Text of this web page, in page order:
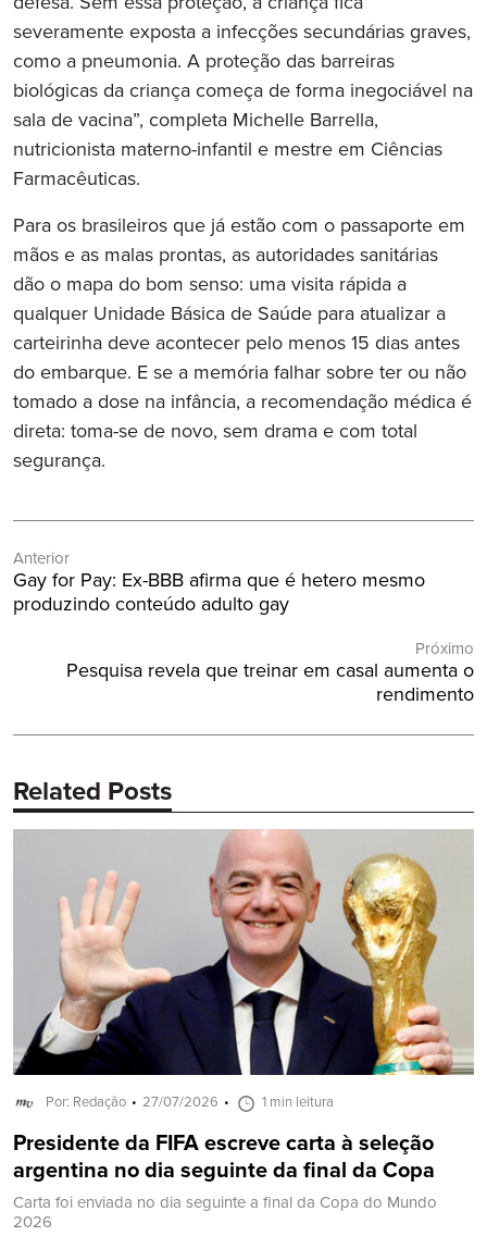
severamente exposta a infecções secundárias graves,
como a pneumonia. A proteção das barreiras
biológicas da criança começa de forma inegociável na
sala de vacina”, completa Michelle Barrella,
nutricionista materno-infantil e mestre em Ciências
Farmacêuticas.
Para os brasileiros que já estão com o passaporte em
mãos e as malas prontas, as autoridades sanitárias
dão o mapa do bom senso: uma visita rápida a
qualquer Unidade Básica de Saúde para atualizar a
carteirinha deve acontecer pelo menos 15 dias antes
do embarque. E se a memória falhar sobre ter ou não
tomado a dose na infância, a recomendação médica é
direta: toma-se de novo, sem drama e com total
segurança.
de
Post
Anterior
Post
Anterior:
Gay for Pay: Ex-BBB afirma que é hetero mesmo
produzindo conteúdo adulto gay
Próximo
Próximo
Pesquisa revela que treinar em casal aumenta o
rendimento
Related Posts
Por: Redação 27/07/2026 1 min leitura
Presidente da FIFA escreve carta à seleção
argentina no dia seguinte da final da Copa
Carta foi enviada no dia seguinte a final da Copa do Mundo
2026